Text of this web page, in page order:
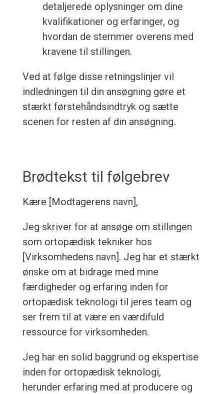
detaljerede oplysninger om dine
kvalifikationer og erfaringer, og
hvordan de stemmer overens med
kravene til stillingen.
Ved at følge disse retningslinjer vil
indledningen til din ansøgning gøre et
stærkt førstehåndsindtryk og sætte
scenen for resten af din ansøgning.
Brødtekst til følgebrev
Kære [Modtagerens navn],
Jeg skriver for at ansøge om stillingen
som ortopædisk tekniker hos
[Virksomhedens navn]. Jeg har et stærkt
ønske om at bidrage med mine
færdigheder og erfaring inden for
ortopædisk teknologi til jeres team og
ser frem til at være en værdifuld
ressource for virksomheden.
Jeg har en solid baggrund og ekspertise
inden for ortopædisk teknologi,
herunder erfaring med at producere og